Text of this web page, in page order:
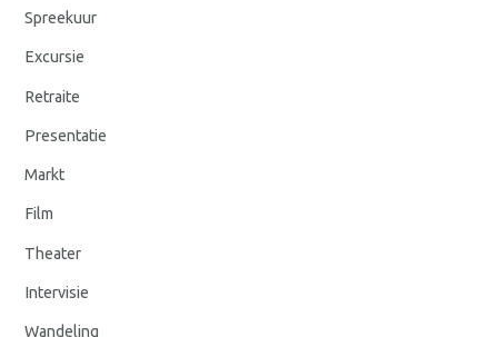
Spreekuur
Excursie
Retraite
Presentatie
Markt
Film
Theater
Intervisie
Wandeling